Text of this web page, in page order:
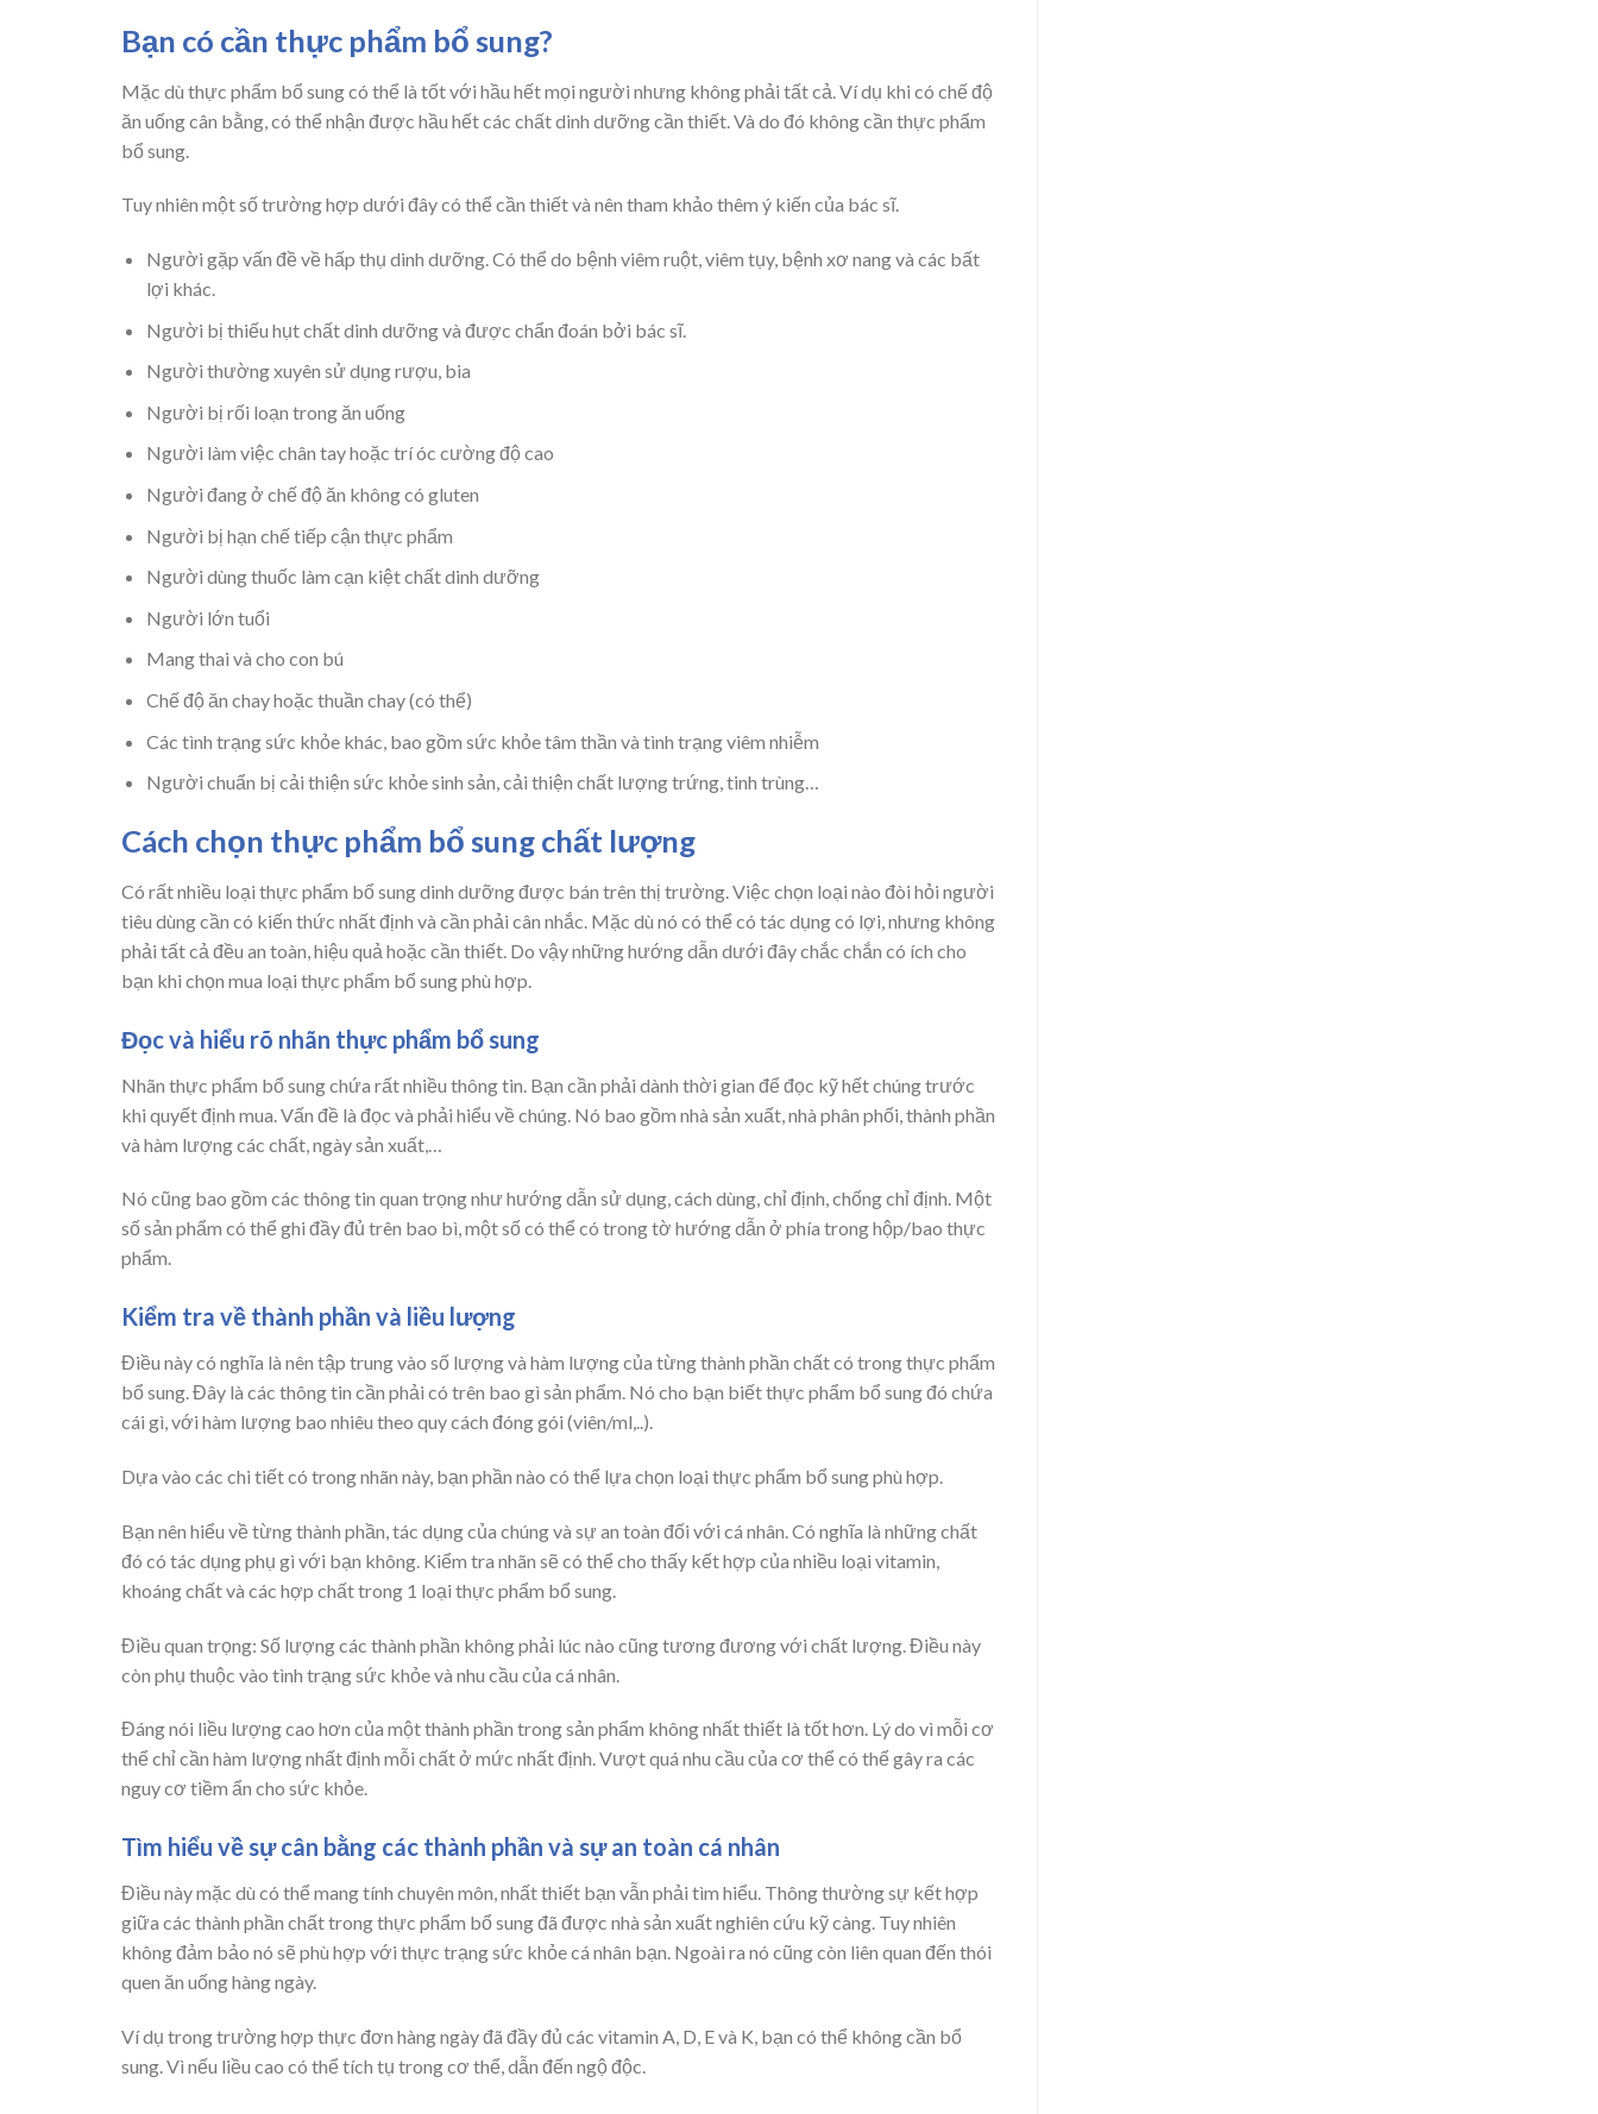
Bạn có cần thực phẩm bổ sung?
Mặc dù thực phẩm bổ sung có thể là tốt với hầu hết mọi người nhưng không phải tất cả. Ví dụ khi có chế độ
ăn uống cân bằng, có thể nhận được hầu hết các chất dinh dưỡng cần thiết. Và do đó không cần thực phẩm
bổ sung.
Tuy nhiên một số trường hợp dưới đây có thể cần thiết và nên tham khảo thêm ý kiến của bác sĩ.
Người gặp vấn đề về hấp thụ dinh dưỡng. Có thể do bệnh viêm ruột, viêm tụy, bệnh xơ nang và các bất
lợi khác.
Người bị thiếu hụt chất dinh dưỡng và được chẩn đoán bởi bác sĩ.
Người thường xuyên sử dụng rượu, bia
Người bị rối loạn trong ăn uống
Người làm việc chân tay hoặc trí óc cường độ cao
Người đang ở chế độ ăn không có gluten
Người bị hạn chế tiếp cận thực phẩm
Người dùng thuốc làm cạn kiệt chất dinh dưỡng
Người lớn tuổi
Mang thai và cho con bú
Chế độ ăn chay hoặc thuần chay (có thể)
Các tình trạng sức khỏe khác, bao gồm sức khỏe tâm thần và tình trạng viêm nhiễm
Người chuẩn bị cải thiện sức khỏe sinh sản, cải thiện chất lượng trứng, tinh trùng…
Cách chọn thực phẩm bổ sung chất lượng
Có rất nhiều loại thực phẩm bổ sung dinh dưỡng được bán trên thị trường. Việc chọn loại nào đòi hỏi người
tiêu dùng cần có kiến thức nhất định và cần phải cân nhắc. Mặc dù nó có thể có tác dụng có lợi, nhưng không
phải tất cả đều an toàn, hiệu quả hoặc cần thiết. Do vậy những hướng dẫn dưới đây chắc chắn có ích cho
bạn khi chọn mua loại thực phẩm bổ sung phù hợp.
Đọc và hiểu rõ nhãn thực phẩm bổ sung
Nhãn thực phẩm bổ sung chứa rất nhiều thông tin. Bạn cần phải dành thời gian để đọc kỹ hết chúng trước
khi quyết định mua. Vấn đề là đọc và phải hiểu về chúng. Nó bao gồm nhà sản xuất, nhà phân phối, thành phần
và hàm lượng các chất, ngày sản xuất,…
Nó cũng bao gồm các thông tin quan trọng như hướng dẫn sử dụng, cách dùng, chỉ định, chống chỉ định. Một
số sản phẩm có thể ghi đầy đủ trên bao bì, một số có thể có trong tờ hướng dẫn ở phía trong hộp/bao thực
phẩm.
Kiểm tra về thành phần và liều lượng
Điều này có nghĩa là nên tập trung vào số lượng và hàm lượng của từng thành phần chất có trong thực phẩm
bổ sung. Đây là các thông tin cần phải có trên bao gì sản phẩm. Nó cho bạn biết thực phẩm bổ sung đó chứa
cái gì, với hàm lượng bao nhiêu theo quy cách đóng gói (viên/ml,..).
Dựa vào các chi tiết có trong nhãn này, bạn phần nào có thể lựa chọn loại thực phẩm bổ sung phù hợp.
Bạn nên hiểu về từng thành phần, tác dụng của chúng và sự an toàn đối với cá nhân. Có nghĩa là những chất
đó có tác dụng phụ gì với bạn không. Kiểm tra nhãn sẽ có thể cho thấy kết hợp của nhiều loại vitamin,
khoáng chất và các hợp chất trong 1 loại thực phẩm bổ sung.
Điều quan trọng: Số lượng các thành phần không phải lúc nào cũng tương đương với chất lượng. Điều này
còn phụ thuộc vào tình trạng sức khỏe và nhu cầu của cá nhân.
Đáng nói liều lượng cao hơn của một thành phần trong sản phẩm không nhất thiết là tốt hơn. Lý do vì mỗi cơ
thể chỉ cần hàm lượng nhất định mỗi chất ở mức nhất định. Vượt quá nhu cầu của cơ thể có thể gây ra các
nguy cơ tiềm ẩn cho sức khỏe.
Tìm hiểu về sự cân bằng các thành phần và sự an toàn cá nhân
Điều này mặc dù có thể mang tính chuyên môn, nhất thiết bạn vẫn phải tìm hiểu. Thông thường sự kết hợp
giữa các thành phần chất trong thực phẩm bổ sung đã được nhà sản xuất nghiên cứu kỹ càng. Tuy nhiên
không đảm bảo nó sẽ phù hợp với thực trạng sức khỏe cá nhân bạn. Ngoài ra nó cũng còn liên quan đến thói
quen ăn uống hàng ngày.
Ví dụ trong trường hợp thực đơn hàng ngày đã đầy đủ các vitamin A, D, E và K, bạn có thể không cần bổ
sung. Vì nếu liều cao có thể tích tụ trong cơ thể, dẫn đến ngộ độc.